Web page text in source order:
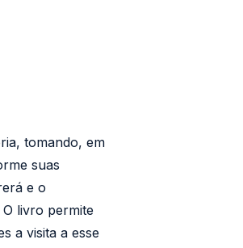
tomando, em
suas
e o
livro permite
a visita a esse